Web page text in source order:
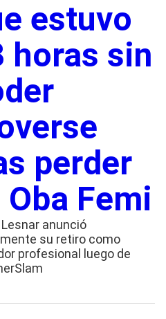
estuvo
horas sin
perder
Femi
anunció
su retiro como
profesional luego de